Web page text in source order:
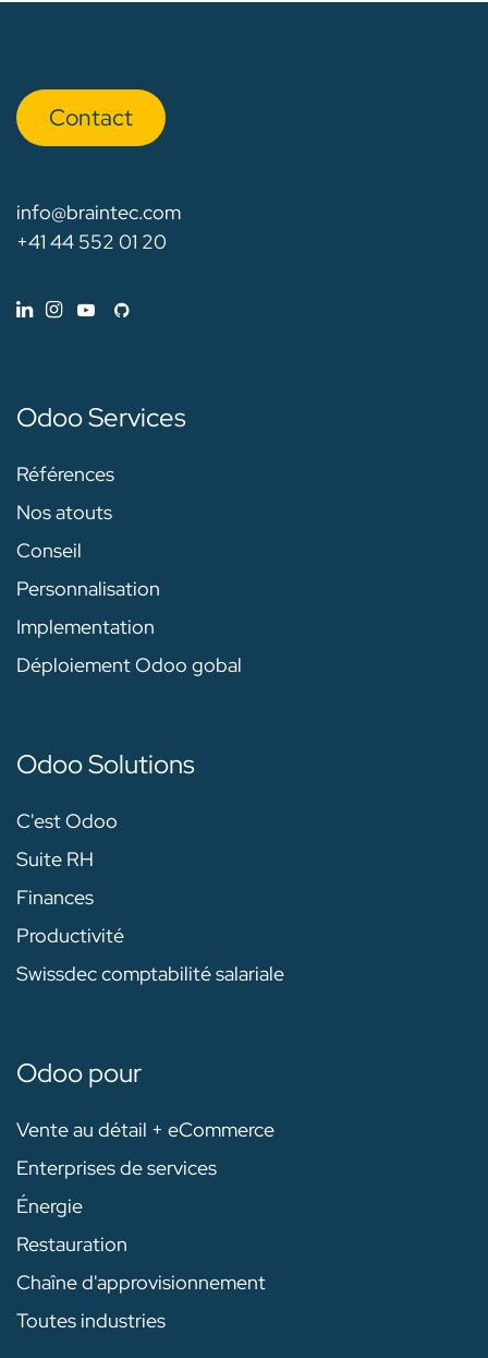
Con​​​​tact
info@braintec.com
+41 44 552 01 20
Odoo Services
Références
Nos atouts
Conseil
Personnalisation
Implementation
Déploiement Odoo gobal
Odoo Solutions
C'est Odoo
Suite RH
Finances
Productivité
Swissdec comptabilité salariale
Odoo pour
Vente au détail + eCommerce
Enterprises de services
Énergie
Restauration
Chaîne d'approvisionnement
Toutes industries